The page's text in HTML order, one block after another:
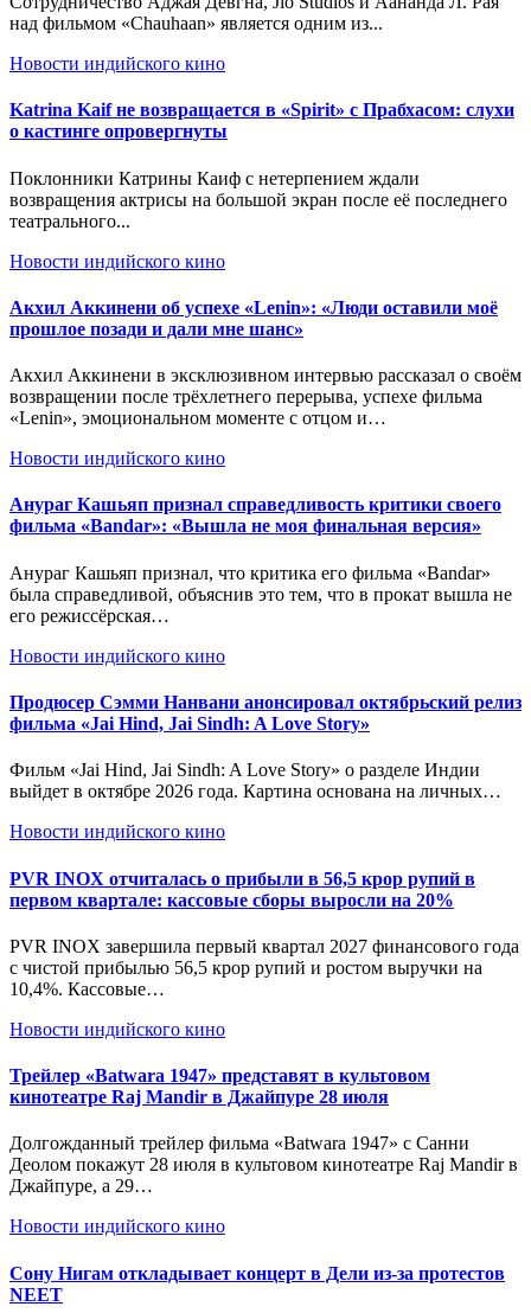
над фильмом «Chauhaan» является одним из...
Новости индийского кино
Katrina Kaif не возвращается в «Spirit» с Прабхасом: слухи
о кастинге опровергнуты
Поклонники Катрины Каиф с нетерпением ждали
возвращения актрисы на большой экран после её последнего
театрального...
Новости индийского кино
Акхил Аккинени об успехе «Lenin»: «Люди оставили моё
прошлое позади и дали мне шанс»
Акхил Аккинени в эксклюзивном интервью рассказал о своём
возвращении после трёхлетнего перерыва, успехе фильма
«Lenin», эмоциональном моменте с отцом и…
Новости индийского кино
Анураг Кашьяп признал справедливость критики своего
фильма «Bandar»: «Вышла не моя финальная версия»
Анураг Кашьяп признал, что критика его фильма «Bandar»
была справедливой, объяснив это тем, что в прокат вышла не
его режиссёрская…
Новости индийского кино
Продюсер Сэмми Нанвани анонсировал октябрьский релиз
фильма «Jai Hind, Jai Sindh: A Love Story»
Фильм «Jai Hind, Jai Sindh: A Love Story» о разделе Индии
выйдет в октябре 2026 года. Картина основана на личных…
Новости индийского кино
PVR INOX отчиталась о прибыли в 56,5 крор рупий в
первом квартале: кассовые сборы выросли на 20%
PVR INOX завершила первый квартал 2027 финансового года
с чистой прибылью 56,5 крор рупий и ростом выручки на
10,4%. Кассовые…
Новости индийского кино
Трейлер «Batwara 1947» представят в культовом
кинотеатре Raj Mandir в Джайпуре 28 июля
Долгожданный трейлер фильма «Batwara 1947» с Санни
Деолом покажут 28 июля в культовом кинотеатре Raj Mandir в
Джайпуре, а 29…
Новости индийского кино
Сону Нигам откладывает концерт в Дели из-за протестов
NEET